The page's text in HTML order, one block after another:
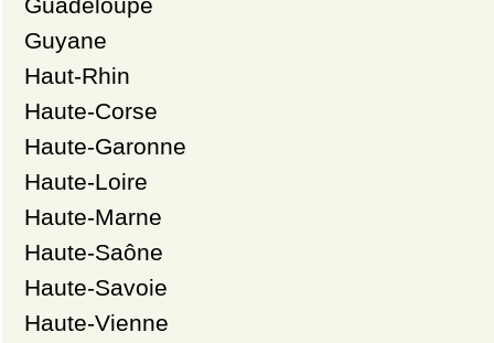
Guyane
Haut-Rhin
Haute-Corse
Haute-Garonne
Haute-Loire
Haute-Marne
Haute-Saône
Haute-Savoie
Haute-Vienne